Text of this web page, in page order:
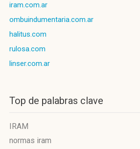
iram.com.ar
ombuindumentaria.com.ar
halitus.com
rulosa.com
linser.com.ar
Top de palabras clave
IRAM
normas iram